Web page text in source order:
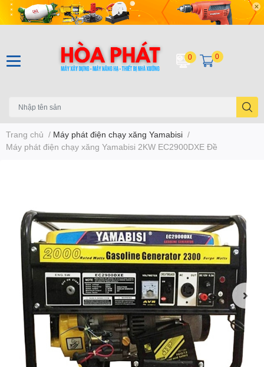
0 0
Trang chủ / Máy phát điện chạy xăng Yamabisi /
Máy phát điện chạy xăng Yamabisi 2KW EC2900DXE Đề